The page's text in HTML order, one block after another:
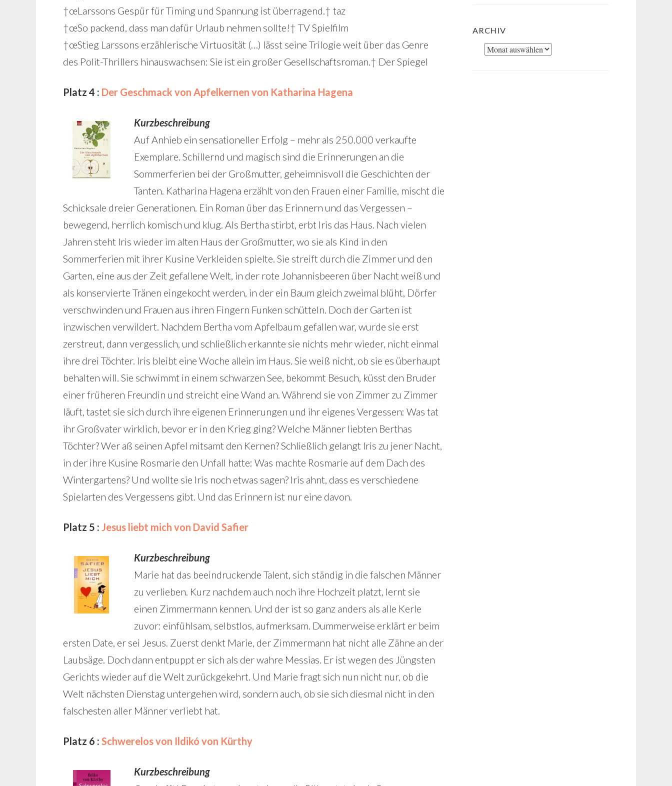
†œLarssons Gespür für Timing und Spannung ist überragend.† taz
†œSo packend, dass man dafür Urlaub nehmen sollte!† TV Spielfilm
†œStieg Larssons erzählerische Virtuosität (…) lässt seine Trilogie weit über das Genre
des Polit-Thrillers hinauswachsen: Sie ist ein großer Gesellschaftsroman.† Der Spiegel
Platz 4 : Der Geschmack von Apfelkernen von Katharina Hagena
Kurzbeschreibung
Auf Anhieb ein sensationeller Erfolg – mehr als 250.000 verkaufte
Exemplare. Schillernd und magisch sind die Erinnerungen an die
Sommerferien bei der Groß­mutter, geheimnisvoll die Geschichten der
Tanten. Katharina Hagena erzählt von den Frauen einer Familie, mischt die
Schicksale dreier Generationen. Ein Roman über das Erinnern und das Vergessen –
bewegend, herrlich komisch und klug. Als Bertha stirbt, erbt Iris das Haus. Nach vielen
Jahren steht Iris wieder im alten Haus der Großmutter, wo sie als Kind in den
Sommerferien mit ihrer Kusine Verkleiden spielte. Sie streift durch die Zimmer und den
Garten, eine aus der Zeit gefallene Welt, in der rote Johannisbeeren über Nacht weiß und
als konservierte Tränen eingekocht werden, in der ein Baum gleich zweimal blüht, Dörfer
verschwinden und Frauen aus ihren Fingern Funken schütteln. Doch der Garten ist
inzwischen verwildert. Nachdem Bertha vom Apfelbaum gefallen war, wurde sie erst
zerstreut, dann vergesslich, und schließlich erkannte sie nichts mehr wieder, nicht einmal
ihre drei Töchter. Iris bleibt eine Woche allein im Haus. Sie weiß nicht, ob sie es überhaupt
behalten will. Sie schwimmt in einem schwarzen See, bekommt Besuch, küsst den Bruder
einer früheren Freundin und streicht eine Wand an. Während sie von Zimmer zu Zimmer
läuft, tastet sie sich durch ihre eigenen Erinnerungen und ihr eigenes Vergessen: Was tat
ihr Großvater wirklich, bevor er in den Krieg ging? Welche Männer liebten Berthas
Töchter? Wer aß seinen Apfel mitsamt den Kernen? Schließlich gelangt Iris zu jener Nacht,
in der ihre Kusine Rosmarie den Unfall hatte: Was machte Rosmarie auf dem Dach des
Wintergartens? Und wollte sie Iris noch etwas sagen? Iris ahnt, dass es verschiedene
Spielarten des Vergessens gibt. Und das Erinnern ist nur eine davon.
Platz 5 : Jesus liebt mich von David Safier
Kurzbeschreibung
Marie hat das beeindruckende Talent, sich ständig in die falschen Männer
zu verlieben. Kurz nachdem auch noch ihre Hochzeit platzt, lernt sie
einen Zimmermann kennen. Und der ist so ganz anders als alle Kerle
zuvor: einfühlsam, selbstlos, aufmerksam. Dummerweise erklärt er beim
ersten Date, er sei Jesus. Zuerst denkt Marie, der Zimmermann hat nicht alle Zähne an der
Laubsäge. Doch dann entpuppt er sich als der wahre Messias. Er ist wegen des Jüngsten
Gerichts wieder auf die Welt zurückgekehrt. Und Marie fragt sich nun nicht nur, ob die
Welt nächsten Dienstag untergehen wird, sondern auch, ob sie sich diesmal nicht in den
falschesten aller Männer verliebt hat.
Platz 6 : Schwerelos von Ildikó von Kürthy
Kurzbeschreibung
ARCHIV
Archiv